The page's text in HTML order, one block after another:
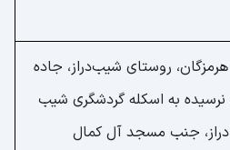
روستای شیب‌دراز، جاده
نرسیده به اسکله گردشگری شیب
دراز، جنب مسجد آل کمال